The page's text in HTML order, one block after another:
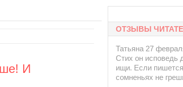
И
ОТЗЫВЫ
Татьяна 27
Стих он исповедь
ищи. Если
сомненьях не